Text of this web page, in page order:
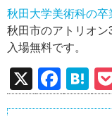
秋田大学美術科の
秋田市のアトリオ
入場無料です。
X
F
a
H
at